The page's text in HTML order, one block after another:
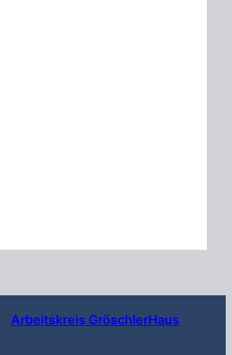
Arbeitskreis GröschlerHaus